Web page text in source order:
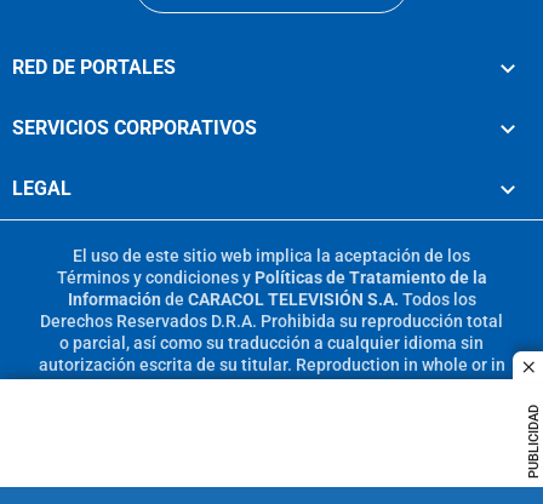
PUBLICIDAD
RED DE PORTALES
SERVICIOS CORPORATIVOS
LEGAL
El uso de este sitio web implica la aceptación de los
Términos y condicionesy Políticas de Tratamiento de la
Información de CARACOL TELEVISIÓN S.A. Todos los
Derechos Reservados D.R.A. Prohibida su reproducción total
o parcial, así como su traducción a cualquier idioma sin
autorización escrita de su titular. Reproduction in whole or in